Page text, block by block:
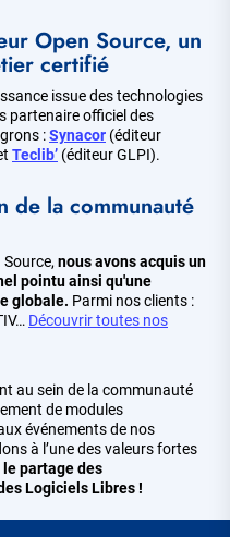
Open Source, un
certifié
issue des technologies
partenaire officiel des
:Synacor (éditeur
Teclib’ (éditeur GLPI).
de la communauté
nous avons acquis un
pointuainsi qu'une
globale. Parmi nos clients :
Découvrir toutes nos
au sein de la communauté
de modules
événements de nos
à l’une des valeurs fortes
partage des
Logiciels Libres !